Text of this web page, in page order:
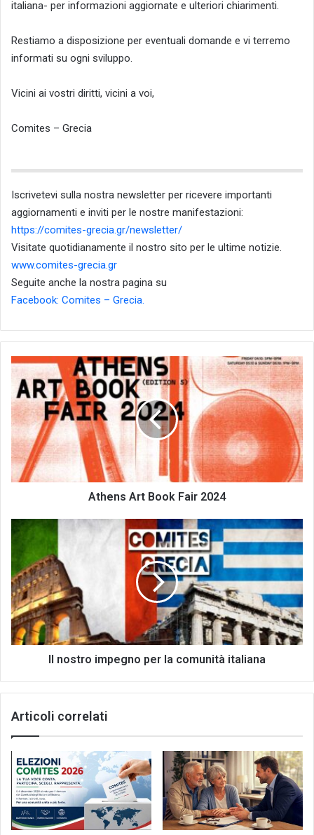
italiana- per informazioni aggiornate e ulteriori chiarimenti.
Restiamo a disposizione per eventuali domande e vi terremo
informati su ogni sviluppo.
Vicini ai vostri diritti, vicini a voi,
Comites – Grecia
Iscrivetevi sulla nostra newsletter per ricevere importanti
aggiornamenti e inviti per le nostre manifestazioni:
https://comites-grecia.gr/newsletter/
Visitate quotidianamente il nostro sito per le ultime notizie.
www.comites-grecia.gr
Seguite anche la nostra pagina su
Facebook: Comites – Grecia.
Athens
Art
Book
Fair
2024
Athens Art Book Fair 2024
impegno
per
la
comunità
italiana
Il nostro impegno per la comunità italiana
Articoli correlati